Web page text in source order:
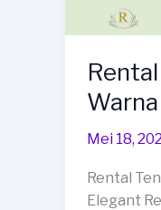
Mei 18,
Rental
Elegant